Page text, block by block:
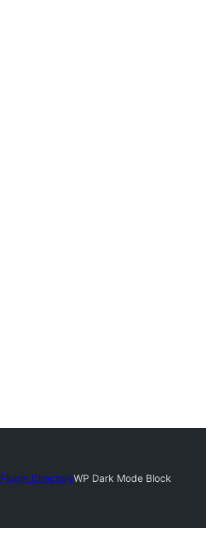
Plugin DirectoryWP Dark Mode Block